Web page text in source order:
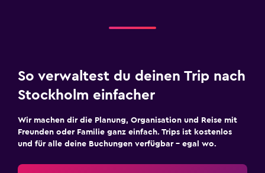
So verwaltest du deinen Trip nach
Stockholm einfacher
Wir machen dir die Planung, Organisation und Reise mit
Freunden oder Familie ganz einfach. Trips ist kostenlos
und für alle deine Buchungen verfügbar – egal wo.